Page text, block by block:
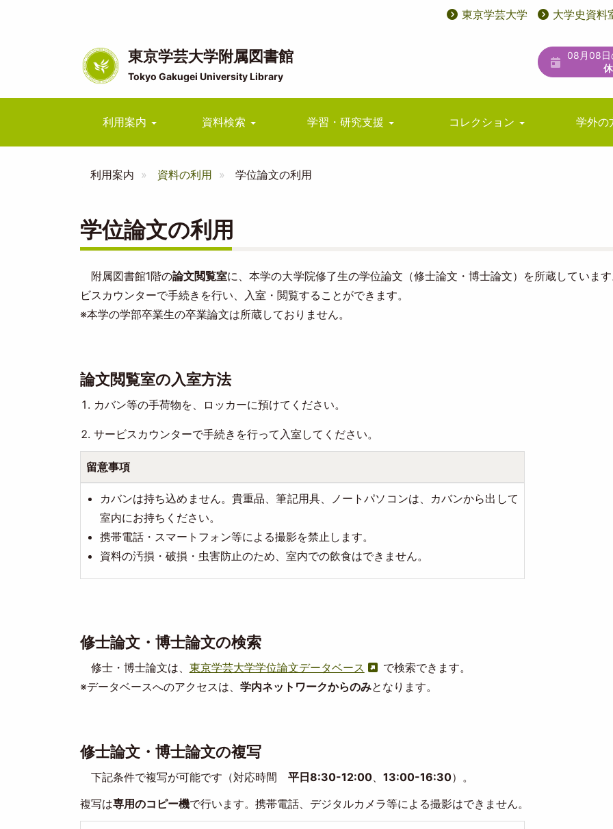
ン
移
User
ユ
ィ
リ
テ
ー
東京学芸大学 大学史資料
東京学芸大学附属図書館
Tokyo Gakugei University Library
08月08日
Main
navigation
利用案内 資料検索 学習・研究支援 コレクション 学外
利用案内 資料の利用 学位論文の利用
学位論文の利用
附属図書館1階の論文閲覧室に、本学の大学院修了生の学位論文（修士論文・博士論文）を所蔵していま
ビスカウンターで手続きを行い、入室・閲覧することができます。
※本学の学部卒業生の卒業論文は所蔵しておりません。
論文閲覧室の入室方法
カバン等の手荷物を、ロッカーに預けてください。
サービスカウンターで手続きを行って入室してください。
留意事項
カバンは持ち込めません。貴重品、筆記用具、ノートパソコンは、カバンから出して
室内にお持ちください。
携帯電話・スマートフォン等による撮影を禁止します。
資料の汚損・破損・虫害防止のため、室内での飲食はできません。
修士論文・博士論文の検索
修士・博士論文は、 東京学芸大学学位論文データベース
で検索できます。
※データベースへのアクセスは、 学内ネットワークからのみとなります。
修士論文・博士論文の複写
下記条件で複写が可能です（対応時間 平日8:30-12:00、 13:00-16:30）。
複写は専用のコピー機で行います。携帯電話、デジタルカメラ等による撮影はできません。